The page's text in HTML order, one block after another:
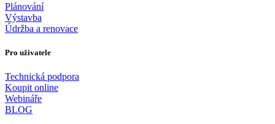
Plánování
Výstavba
Údržba a renovace
Pro uživatele
Technická podpora
Koupit online
Webináře
BLOG